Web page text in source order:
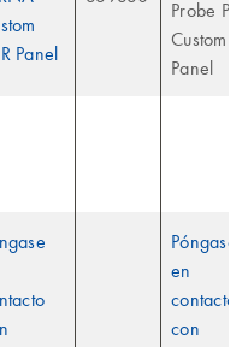
Panel
Probe
Custom
Panel
Póngase
en
contacto
con